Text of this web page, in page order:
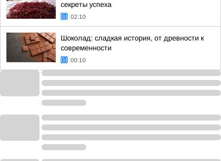
секреты успеха
02:10
Шоколад: сладкая история, от древности к
современности
00:10